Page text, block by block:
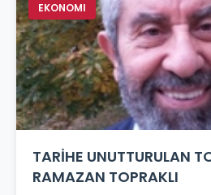
EKONOMI
TARİHE UNUTTURULAN
RAMAZAN TOPRAKLI